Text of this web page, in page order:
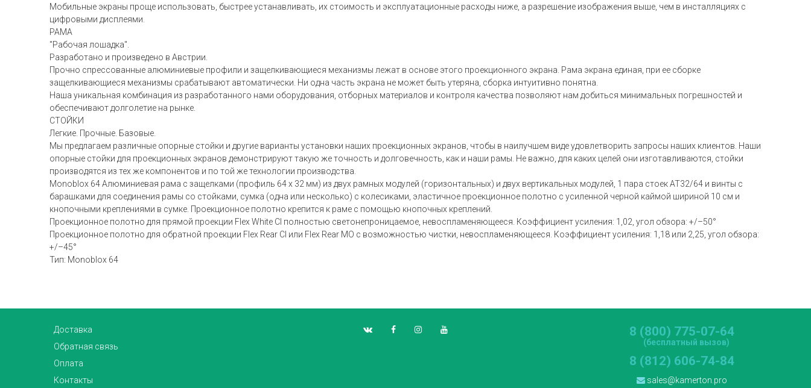
Мобильные экраны проще использовать, быстрее устанавливать, их стоимость и эксплуатационные расходы ниже, а разрешение изображения выше, чем в инсталляциях с
цифровыми дисплеями.
РАМА
"Рабочая лошадка".
Разработано и произведено в Австрии.
Прочно спрессованные алюминиевые профили и защелкивающиеся механизмы лежат в основе этого проекционного экрана. Рама экрана единая, при ее сборке
защелкивающиеся механизмы срабатывают автоматически. Ни одна часть экрана не может быть утеряна, сборка интуитивно понятна.
Наша уникальная комбинация из разработанного нами оборудования, отборных материалов и контроля качества позволяют нам добиться минимальных погрешностей и
обеспечивают долголетие на рынке.
СТОЙКИ
Легкие. Прочные. Базовые.
Мы предлагаем различные опорные стойки и другие варианты установки наших проекционных экранов, чтобы в наилучшем виде удовлетворить запросы наших клиентов. Наши
опорные стойки для проекционных экранов демонстрируют такую же точность и долговечность, как и наши рамы. Не важно, для каких целей они изготавливаются, стойки
производятся из тех же компонентов и по той же технологии производства.
Monoblox 64 Алюминиевая рама с защелками (профиль 64 x 32 мм) из двух рамных модулей (горизонтальных) и двух вертикальных модулей, 1 пара стоек AT32/64 и винты с
барашками для соединения рамы со стойками, сумка (одна или несколько) с колесиками, эластичное проекционное полотно с усиленной черной каймой шириной 10 см и
кнопочными креплениями в сумке. Проекционное полотно крепится к раме с помощью кнопочных креплений.
Проекционное полотно для прямой проекции Flex White CI полностью светонепроницаемое, невоспламеняющееся. Коэффициент усиления: 1,02, угол обзора: +/–50°
Проекционное полотно для обратной проекции Flex Rear CI или Flex Rear MO с возможностью чистки, невоспламеняющееся. Коэффициент усиления: 1,18 или 2,25, угол обзора:
+/–45°
Тип: Monoblox 64
Доставка
Обратная связь
Оплата
Контакты
8 (800) 775-07-64
(бесплатный вызов)
8 (812) 606-74-84
sales@kamerton.pro